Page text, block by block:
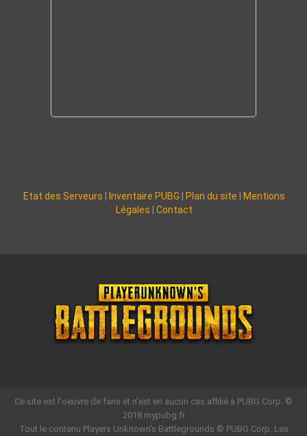
Etat des Serveurs Inventaire PUBG Plan du site
Mentions
Légales
Contact
Ce site est l'oeuvre de fans et n'est en aucun cas affilié à PUBG Corp. ©
2018 mypubg.fr
Tout le contenu Players Unknown's Battlegrounds © PUBG Corp. Les